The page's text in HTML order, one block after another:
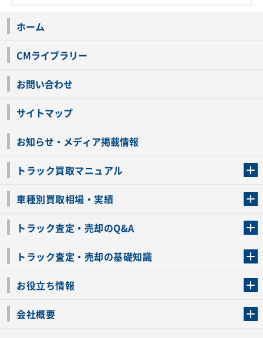
ホーム
CMライブラリー
お問い合わせ
サイトマップ
お知らせ・メディア掲載情報
トラック買取マニュアル
車種別買取相場・実績
トラック査定・売却のQ&A
トラック査定・売却の基礎知識
お役立ち情報
会社概要